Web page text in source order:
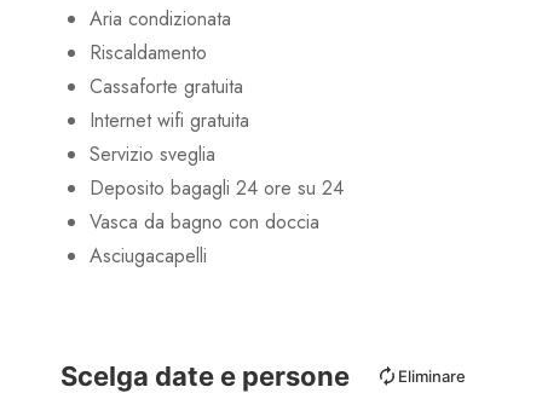
Aria condizionata
Riscaldamento
Cassaforte gratuita
Internet wifi gratuita
Servizio sveglia
Deposito bagagli 24 ore su 24
Vasca da bagno con doccia
Asciugacapelli
Scelga date e persone Eliminare